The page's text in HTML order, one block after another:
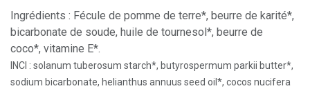
Ingrédients : Fécule de pomme de terre*, beurre de karité*,
bicarbonate de soude, huile de tournesol*, beurre de
coco*, vitamine E*.
INCI : solanum tuberosum starch*, butyrospermum parkii butter*,
sodium bicarbonate, helianthus annuus seed oil*, cocos nucifera